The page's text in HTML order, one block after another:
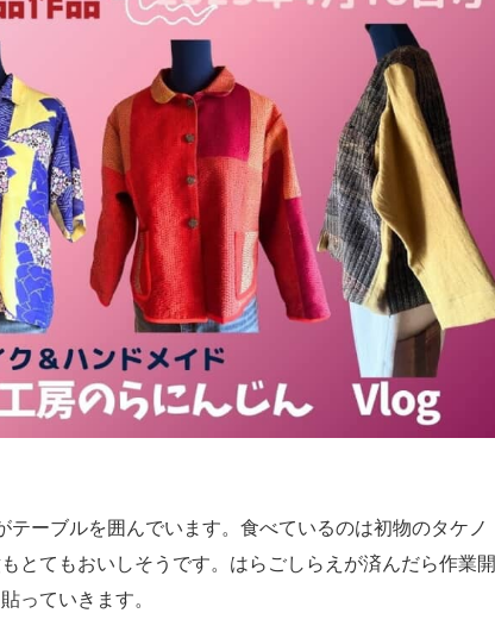
ーブルを囲んでいます。食べているのは初物のタケノ
とてもおいしそうです。はらごしらえが済んだら作業開
っていきます。